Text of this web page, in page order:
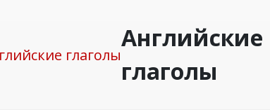
Английские
глаголы